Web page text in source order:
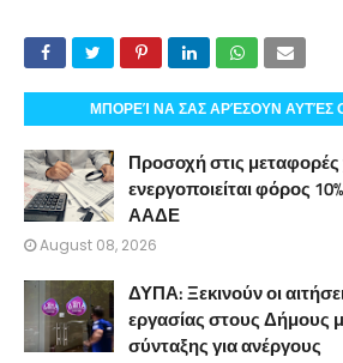
ΜΠΟΡΕΊ ΝΑ ΣΑΣ ΑΡΈΣΟΥΝ ΑΥΤΈΣ
Προσοχή στις
ενεργοποιείται φόρος
ΑΑΔΕ
August 08, 2026
ΔΥΠΑ: Ξεκινούν οι
εργασίας στους Δήμους
σύνταξης για ανέργους